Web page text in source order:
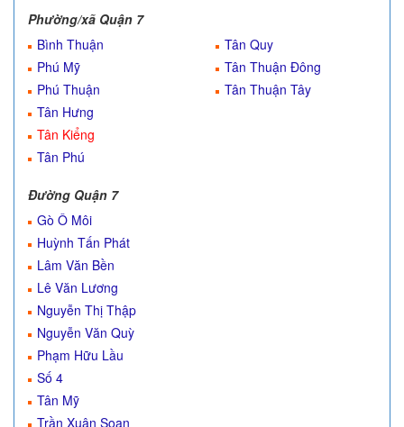
Phường/xã Quận 7
Bình Thuận
Phú Mỹ
Phú Thuận
Tân Hưng
Tân Kiểng
Tân Phú
Tân Quy
Tân Thuận Đông
Tân Thuận Tây
Đường Quận 7
Gò Ô Môi
Huỳnh Tấn Phát
Lâm Văn Bền
Lê Văn Lương
Nguyễn Thị Thập
Nguyễn Văn Quỳ
Phạm Hữu Lầu
Số 4
Tân Mỹ
Trần Xuân Soạn